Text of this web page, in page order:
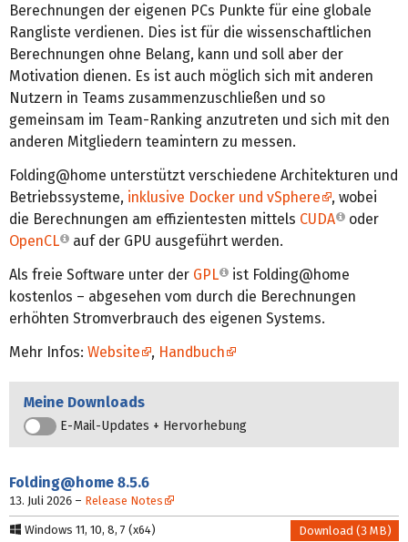
Berechnungen der eigenen PCs Punkte für eine globale
Rangliste verdienen. Dies ist für die wissenschaftlichen
Berechnungen ohne Belang, kann und soll aber der
Motivation dienen. Es ist auch möglich sich mit anderen
Nutzern in Teams zusammenzuschließen und so
gemeinsam im Team-Ranking anzutreten und sich mit den
anderen Mitgliedern teamintern zu messen.
Folding@home unterstützt verschiedene Architekturen und
Betriebssysteme, inklusive Docker und vSphere
, wobei
die Berechnungen am effizientesten mittels CUDA
oder
OpenCL
auf der GPU ausgeführt werden.
Als freie Software unter der GPL
ist Folding@home
kostenlos – abgesehen vom durch die Berechnungen
erhöhten Stromverbrauch des eigenen Systems.
Mehr Infos: Website , Handbuch
Meine Downloads
E-Mail-Updates + Hervorhebung
Folding@home 8.5.6
13. Juli 2026 – Release Notes
Windows 11, 10, 8, 7 (x64) Download (3 MB)